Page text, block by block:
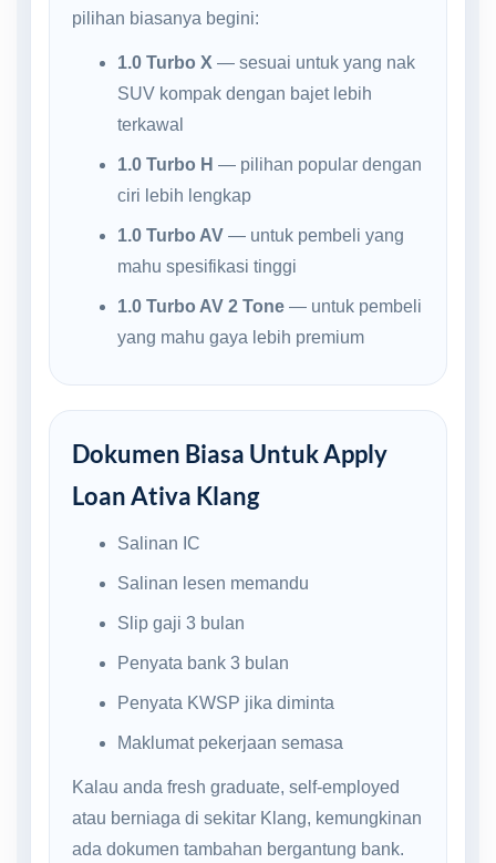
pilihan biasanya begini:
1.0 Turbo X — sesuai untuk yang nak
SUV kompak dengan bajet lebih
terkawal
1.0 Turbo H — pilihan popular dengan
ciri lebih lengkap
1.0 Turbo AV— untuk pembeli yang
mahu spesifikasi tinggi
1.0 Turbo AV 2 Tone— untuk pembeli
yang mahu gaya lebih premium
Dokumen Biasa Untuk Apply
Loan Ativa Klang
Salinan IC
Salinan lesen memandu
Slip gaji 3 bulan
Penyata bank 3 bulan
Penyata KWSP jika diminta
Maklumat pekerjaan semasa
Kalau anda fresh graduate, self-employed
atau berniaga di sekitar Klang, kemungkinan
ada dokumen tambahan bergantung bank.